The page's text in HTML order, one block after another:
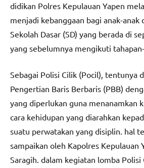
didikan Polres Kepulauan Yapen
menjadi kebanggaan bagi anak-anak
Sekolah Dasar (SD) yang berada di
yang sebelumnya mengikuti
Sebagai Polisi Cilik (Pocil), tentunya
Pengertian Baris Berbaris (PBB)
yang diperlukan guna menanamkan
cara kehidupan yang diarahkan
suatu perwatakan yang disiplin. hal
sampaikan oleh Kapolres Kepulauan
Saragih. dalam kegiatan lomba Polisi